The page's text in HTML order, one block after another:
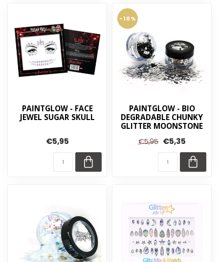
PAINTGLOW - FACE
JEWEL SUGAR SKULL
€5,95
-10%
PAINTGLOW - BIO
DEGRADABLE CHUNKY
GLITTER MOONSTONE
€5,95 €5,35